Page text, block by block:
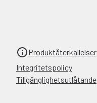
Produktåterkallelser
Integritetspolicy
Tillgänglighetsutlåtande